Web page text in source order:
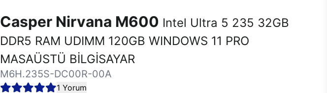
Casper Nirvana M600 Intel Ultra 5 235 32GB
DDR5 RAM UDIMM 120GB WINDOWS 11 PRO
MASAÜSTÜ BİLGİSAYAR
M6H.235S-DC00R-00A
1 Yorum